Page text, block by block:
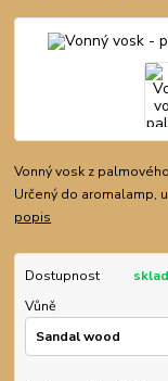
Vonný vosk z
Určený do aromalamp,
popis
Dostupnost
Vůně